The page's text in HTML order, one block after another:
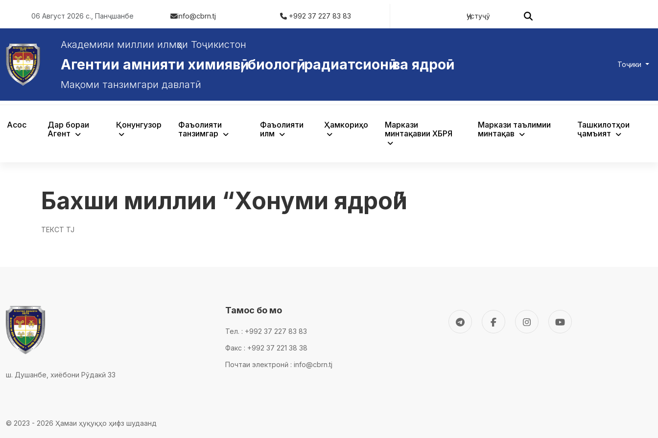
06 Август 2026 с., Панҷшанбе info@cbrn.tj +992 37 227 83 83
Академияи миллии илмҳои Тоҷикистон
Агентии амнияти химиявӣ, биологӣ, радиатсионӣ ва ядроӣ
Мақоми танзимгари давлатӣ
Тоҷики
Асосӣ
Дар бораи
Агентӣ
Қонунгузорӣ
Фаъолияти
танзимгарӣ
Фаъолияти
илмӣ
Ҳамкориҳо
Маркази
минтақавии ХБРЯ
Маркази таълимии
минтақавӣ
Ташкилотҳои
ҷамъиятӣ
Бахши миллии “Хонуми ядроӣ”
ТЕКСТ TJ
ш. Душанбе, хиёбони Рӯдакӣ 33
Тамос бо мо
Тел. : +992 37 227 83 83
Факс : +992 37 221 38 38
Почтаи электронӣ : info@cbrn.tj
© 2023 - 2026 Ҳамаи ҳуқуқҳо ҳифз шудаанд